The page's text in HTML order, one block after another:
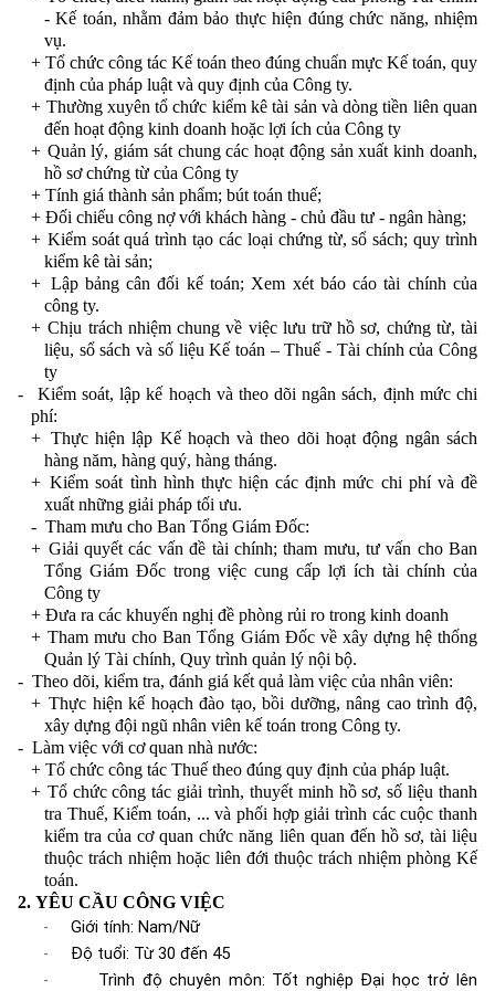
- Kế toán, nhằm đảm bảo thực hiện đúng chức năng, nhiệm
vụ.
+ Tổ chức công tác Kế toán theo đúng chuẩn mực Kế toán, quy
định của pháp luật và quy định của Công ty.
+ Thường xuyên tổ chức kiểm kê tài sản và dòng tiền liên quan
đến hoạt động kinh doanh hoặc lợi ích của Công ty
+ Quản lý, giám sát chung các hoạt động sản xuất kinh doanh,
hồ sơ chứng từ của Công ty
+ Tính giá thành sản phẩm; bút toán thuế;
+ Đối chiếu công nợ với khách hàng - chủ đầu tư - ngân hàng;
+ Kiểm soát quá trình tạo các loại chứng từ, sổ sách; quy trình
kiểm kê tài sản;
+ Lập bảng cân đối kế toán; Xem xét báo cáo tài chính của
công ty.
+ Chịu trách nhiệm chung về việc lưu trữ hồ sơ, chứng từ, tài
liệu, sổ sách và số liệu Kế toán – Thuế - Tài chính của Công
ty
-
Kiểm soát, lập kế hoạch và theo dõi ngân sách, định mức chi
phí:
+ Thực hiện lập Kế hoạch và theo dõi hoạt động ngân sách
hàng năm, hàng quý, hàng tháng.
+ Kiểm soát tình hình thực hiện các định mức chi phí và đề
xuất những giải pháp tối ưu.
- Tham mưu cho Ban Tổng Giám Đốc:
+ Giải quyết các vấn đề tài chính; tham mưu, tư vấn cho Ban
Tổng Giám Đốc trong việc cung cấp lợi ích tài chính của
Công ty
+ Đưa ra các khuyến nghị đề phòng rủi ro trong kinh doanh
+ Tham mưu cho Ban Tổng Giám Đốc về xây dựng hệ thống
Quản lý Tài chính, Quy trình quản lý nội bộ.
- Theo dõi, kiểm tra, đánh giá kết quả làm việc của nhân viên:
+ Thực hiện kế hoạch đào tạo, bồi dưỡng, nâng cao trình độ,
xây dựng đội ngũ nhân viên kế toán trong Công ty.
- Làm việc với cơ quan nhà nước:
+ Tổ chức công tác Thuế theo đúng quy định của pháp luật.
+ Tổ chức công tác giải trình, thuyết minh hồ sơ, số liệu thanh
tra Thuế, Kiểm toán, ... và phối hợp giải trình các cuộc thanh
kiểm tra của cơ quan chức năng liên quan đến hồ sơ, tài liệu
thuộc trách nhiệm hoặc liên đới thuộc trách nhiệm phòng Kế
toán.
2. YÊU CẦU CÔNG VIỆC
-
Giới tính: Nam/Nữ
-
Độ tuổi: Từ 30 đến 45
-
Trình độ chuyên môn: Tốt nghiệp Đại học trở lên